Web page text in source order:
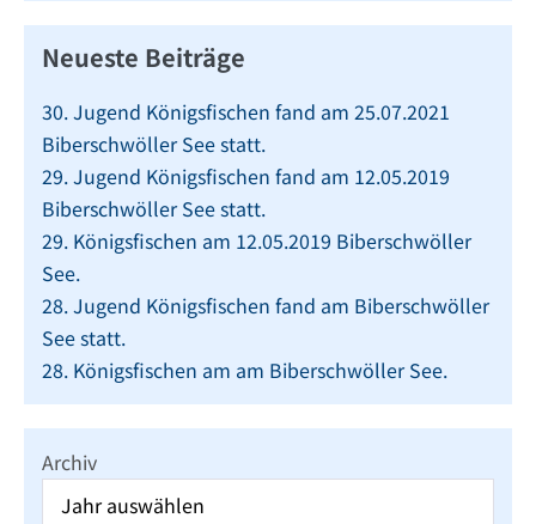
Neueste Beiträge
30. Jugend Königsfischen fand am 25.07.2021
Biberschwöller See statt.
29. Jugend Königsfischen fand am 12.05.2019
Biberschwöller See statt.
29. Königsfischen am 12.05.2019 Biberschwöller
See.
28. Jugend Königsfischen fand am Biberschwöller
See statt.
28. Königsfischen am am Biberschwöller See.
Archiv